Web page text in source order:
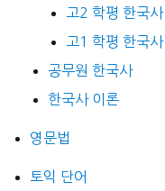
고2 학평 한국사
고1 학평 한국사
공무원 한국사
한국사 이론
영문법
토익 단어